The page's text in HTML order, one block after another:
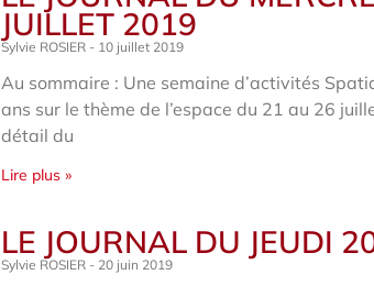
JUILLET 2019
Sylvie ROSIER 10 juillet 2019
Au sommaire : Une semaine d’activités
ans sur le thème de l’espace du 21 au 26
détail du
Lire plus »
LE JOURNAL DU JEUDI
Sylvie ROSIER 20 juin 2019